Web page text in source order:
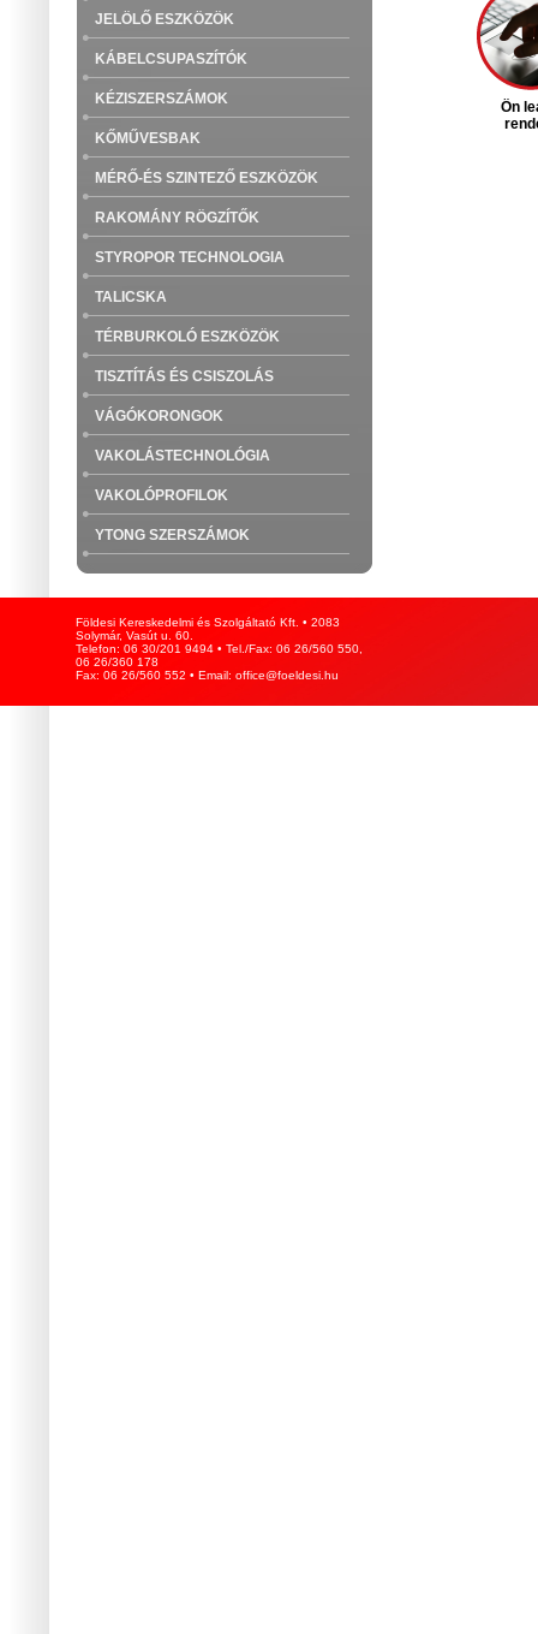
JELÖLŐ ESZKÖZÖK
KÁBELCSUPASZÍTÓK
KÉZISZERSZÁMOK
KŐMŰVESBAK
MÉRŐ-ÉS SZINTEZŐ ESZKÖZÖK
RAKOMÁNY RÖGZÍTŐK
STYROPOR TECHNOLOGIA
TALICSKA
TÉRBURKOLÓ ESZKÖZÖK
TISZTÍTÁS ÉS CSISZOLÁS
VÁGÓKORONGOK
VAKOLÁSTECHNOLÓGIA
VAKOLÓPROFILOK
YTONG SZERSZÁMOK
Ön
Földesi Kereskedelmi és Szolgáltató Kft. • 2083
Solymár, Vasút u. 60.
Telefon: 06 30/201 9494 • Tel./Fax: 06 26/560 550,
06 26/360 178
Fax: 06 26/560 552 • Email: office@foeldesi.hu